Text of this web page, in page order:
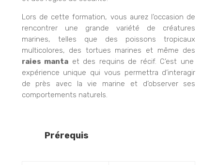
Lors de cette formation, vous aurez l’occasion de
rencontrer une grande variété de créatures
marines, telles que des poissons tropicaux
multicolores, des tortues marines et même des
raies manta et des requins de récif. C’est une
expérience unique qui vous permettra d’interagir
de près avec la vie marine et d’observer ses
comportements naturels.
Prérequis